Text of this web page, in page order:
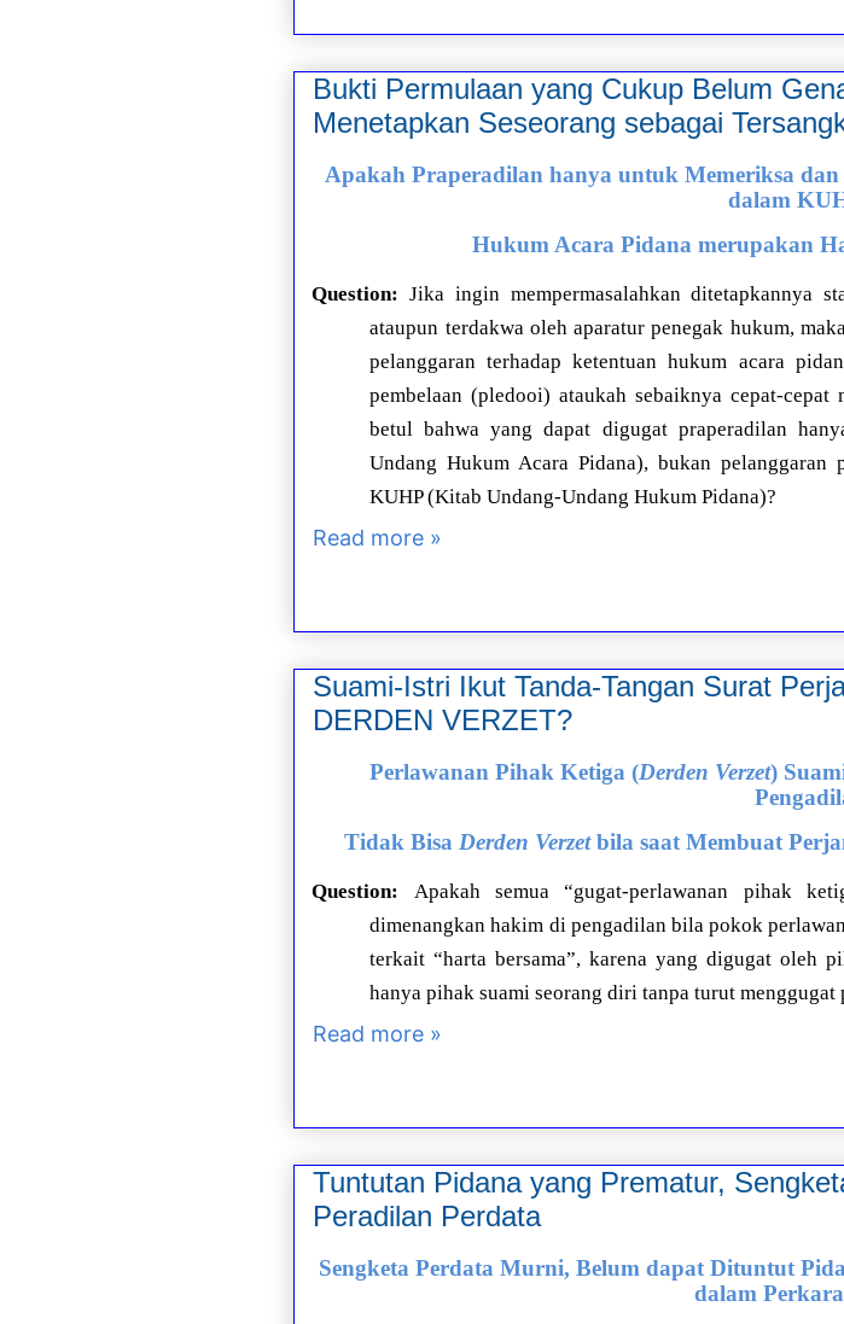
Bukti Permulaan yang Cukup Belum
Menetapkan Seseorang sebagai
Apakah Praperadilan hanya untuk Memeriksa
dalam
Hukum Acara Pidana merupakan
Question: Jika ingin mempermasalahkan ditetapkannya
ataupun terdakwa oleh aparatur penegak hukum,
pelanggaran terhadap ketentuan hukum acara
pembelaan (pledooi) ataukah sebaiknya cepat-cepat
betul bahwa yang dapat digugat praperadilan
Undang Hukum Acara Pidana), bukan
KUHP (Kitab Undang-Undang Hukum Pidana)?
Read more »
Suami-Istri Ikut Tanda-Tangan Surat
DERDEN VERZET?
Perlawanan Pihak Ketiga (Derden Verzet)
Tidak Bisa Derden Verzetbila saat Membuat
Question: Apakah semua “gugat-perlawanan pihak
dimenangkan hakim di pengadilan bila pokok
terkait “harta bersama”, karena yang digugat oleh
hanya pihak suami seorang diri tanpa turut menggugat
Read more »
Tuntutan Pidana yang Prematur,
Peradilan Perdata
Sengketa Perdata Murni, Belum dapat Dituntut
dalam